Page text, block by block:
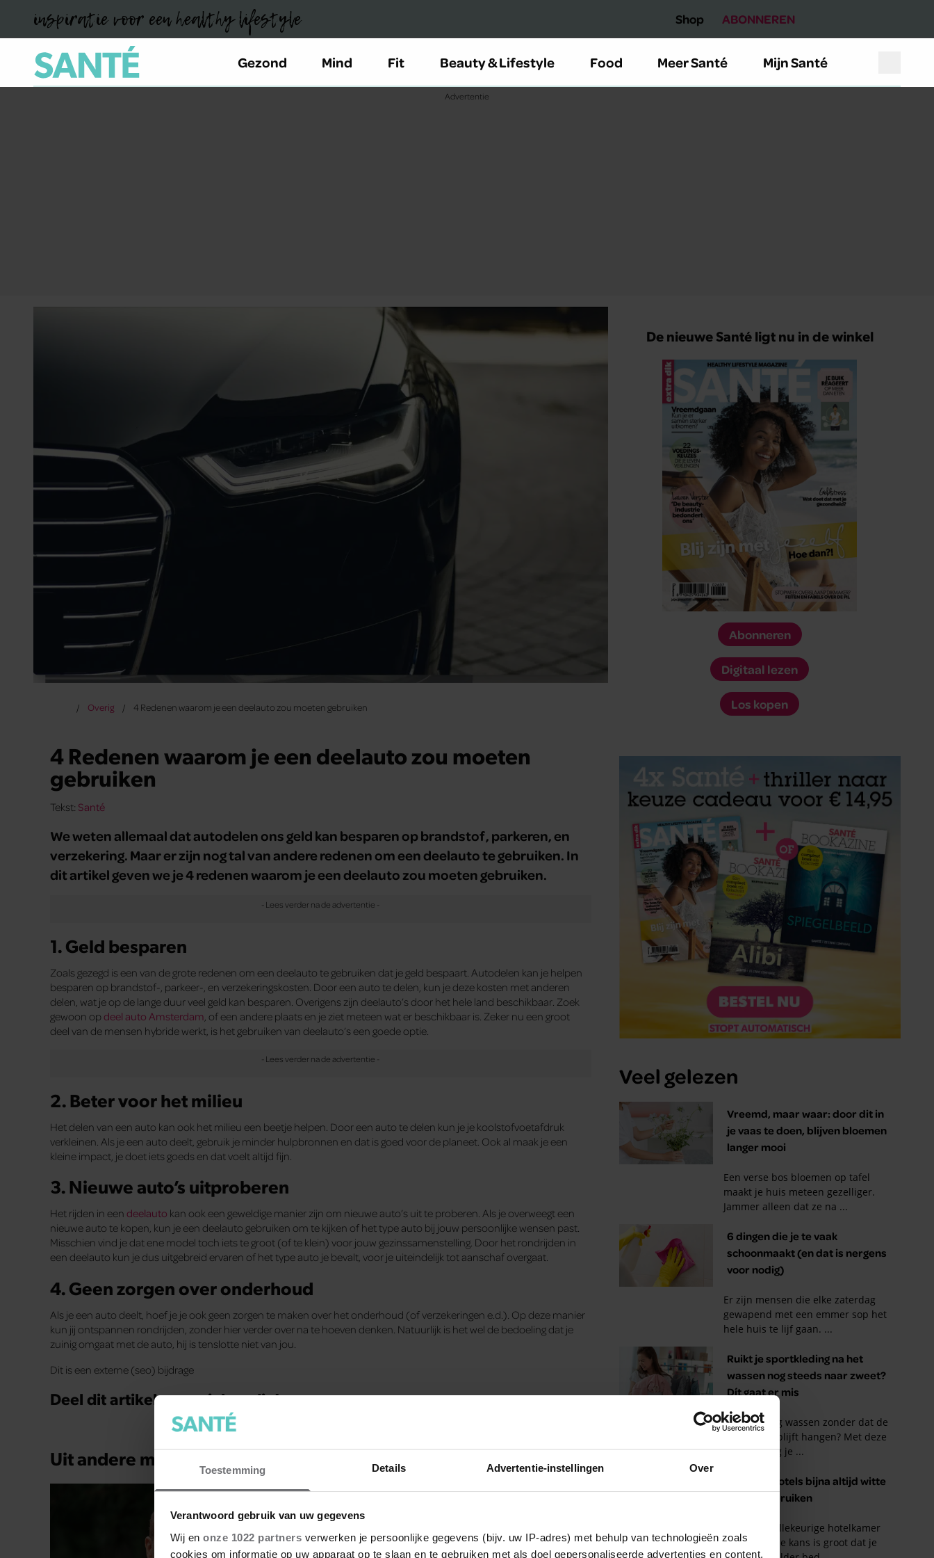
Toestemming Details Advertentie-instellingen Over
Verantwoord gebruik van uw gegevens
Wij en onze 1022 partners verwerken je persoonlijke gegevens (bijv. uw IP-adres) met behulp van technologieën zoals
cookies om informatie op uw apparaat op te slaan en te gebruiken met als doel gepersonaliseerde advertenties en content,
inspiratie voor een healthy lifestyle Shop ABONNEREN
Gezond Mind Fit Beauty & Lifestyle Food Meer Santé Mijn Santé
Overig 4 Redenen waarom je een deelauto zou moeten gebruiken
4 Redenen waarom je een deelauto zou moeten
gebruiken
Tekst: Santé
We weten allemaal dat autodelen ons geld kan besparen op brandstof, parkeren, en
verzekering. Maar er zijn nog tal van andere redenen om een deelauto te gebruiken. In
dit artikel geven we je 4 redenen waarom je een deelauto zou moeten gebruiken.
1. Geld besparen
Zoals gezegd is een van de grote redenen om een deelauto te gebruiken dat je geld bespaart. Autodelen kan je helpen
besparen op brandstof-, parkeer-, en verzekeringskosten. Door een auto te delen, kun je deze kosten met anderen
delen, wat je op de lange duur veel geld kan besparen. Overigens zijn deelauto’s door het hele land beschikbaar. Zoek
gewoon opdeel auto Amsterdam, of een andere plaats en je ziet meteen wat er beschikbaar is. Zeker nu een groot
deel van de mensen hybride werkt, is het gebruiken van deelauto’s een goede optie.
2. Beter voor het milieu
Het delen van een auto kan ook het milieu een beetje helpen. Door een auto te delen kun je je koolstofvoetafdruk
verkleinen. Als je een auto deelt, gebruik je minder hulpbronnen en dat is goed voor de planeet. Ook al maak je een
kleine impact, je doet iets goeds en dat voelt altijd fijn.
3. Nieuwe auto’s uitproberen
Het rijden in een deelauto kan ook een geweldige manier zijn om nieuwe auto’s uit te proberen. Als je overweegt een
nieuwe auto te kopen, kun je een deelauto gebruiken om te kijken of het type auto bij jouw persoonlijke wensen past.
Misschien vind je dat ene model toch iets te groot (of te klein) voor jouw gezinssamenstelling. Door het rondrijden in
een deelauto kun je dus uitgebreid ervaren of het type auto je bevalt, voor je uiteindelijk tot aanschaf overgaat.
4. Geen zorgen over onderhoud
Als je een auto deelt, hoef je je ook geen zorgen te maken over het onderhoud (of verzekeringen e.d.). Op deze manier
kun jij ontspannen rondrijden, zonder hier verder over na te hoeven denken. Natuurlijk is het wel de bedoeling dat je
zuinig omgaat met de auto, hij is tenslotte niet van jou.
Dit is een externe (seo) bijdrage
Deel dit artikel op social media!
Uit andere media
De nieuwe Santé ligt nu in de winkel
Abonneren
Digitaal lezen
Los kopen